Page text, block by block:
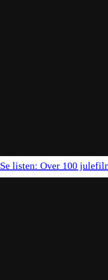
Se listen: Over 100